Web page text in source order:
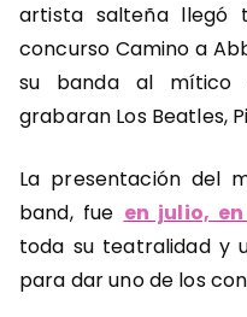
artista salteña llegó
concurso Camino a
su banda al mítico
grabaran Los Beatles,
La presentación del
band, fue en julio, en
toda su teatralidad y
para dar uno de los